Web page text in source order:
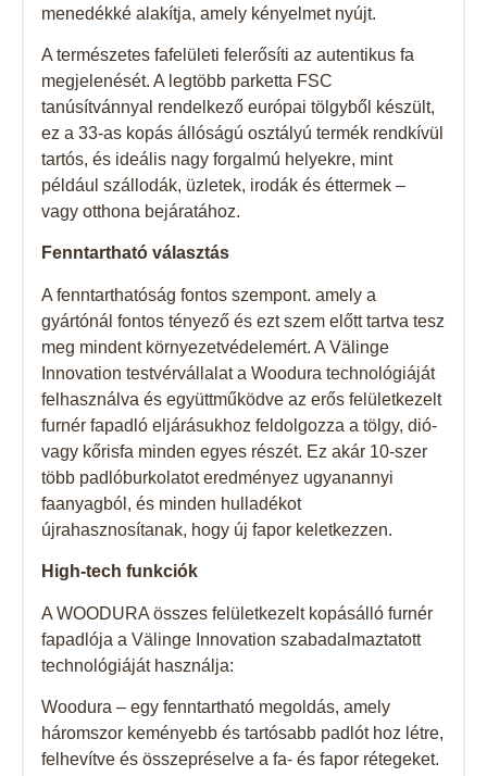
menedékké alakítja, amely kényelmet nyújt.
A természetes fafelületi felerősíti az autentikus fa
megjelenését. A legtöbb parketta FSC
tanúsítvánnyal rendelkező európai tölgyből készült,
ez a 33-as kopás állóságú osztályú termék rendkívül
tartós, és ideális nagy forgalmú helyekre, mint
például szállodák, üzletek, irodák és éttermek –
vagy otthona bejáratához.
Fenntartható választás
A fenntarthatóság fontos szempont. amely a
gyártónál fontos tényező és ezt szem előtt tartva tesz
meg mindent környezetvédelemért. A Välinge
Innovation testvérvállalat a Woodura technológiáját
felhasználva és együttműködve az erős felületkezelt
furnér fapadló eljárásukhoz feldolgozza a tölgy, dió-
vagy kőrisfa minden egyes részét. Ez akár 10-szer
több padlóburkolatot eredményez ugyanannyi
faanyagból, és minden hulladékot
újrahasznosítanak, hogy új fapor keletkezzen.
High-tech funkciók
A WOODURA összes felületkezelt kopásálló furnér
fapadlója a Välinge Innovation szabadalmaztatott
technológiáját használja:
Woodura – egy fenntartható megoldás, amely
háromszor keményebb és tartósabb padlót hoz létre,
felhevítve és összepréselve a fa- és fapor rétegeket.